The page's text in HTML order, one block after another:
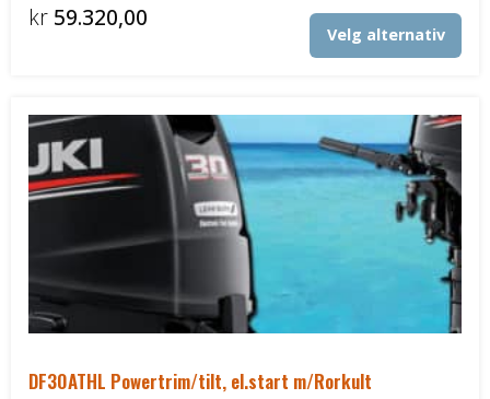
kr 59.320,00
Velg alternativ
kan
DF30ATHL Powertrim/tilt, el.start m/Rorkult